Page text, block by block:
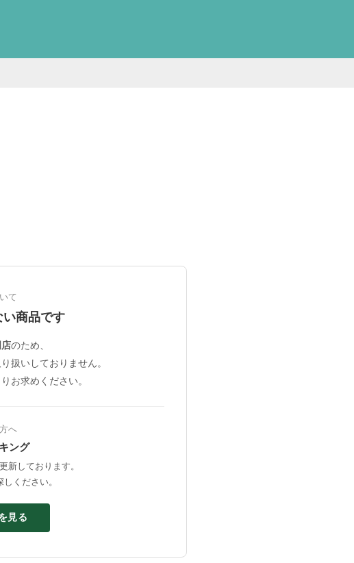
て
い商品です
のため、
扱いしておりません。
お求めください。
へ
ング
新しております。
ください。
見る